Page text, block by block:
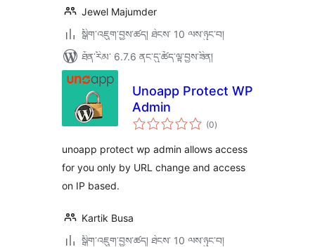
Jewel Majumder
སྒྲིག་འཇུག་བྱས་ཚད། ཐེངས་ 10 ལས་ཉུང་བ།
ཐོན་རིམ་ 6.7.6 ནང་དུ་ཚོད་ལྟ་བྱས་ཟིན།
Unoapp Protect WP
Admin
(0གདེང་
འཇོག་
ཚང་།
)
unoapp protect wp admin allows access
for you only by URL change and access
on IP based.
Kartik Busa
སྒྲིག་འཇུག་བྱས་ཚད། ཐེངས་ 10 ལས་ཉུང་བ།